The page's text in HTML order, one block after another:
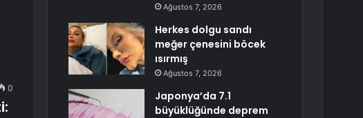
0
Ağustos 7, 2026
Herkes dolgu sandı
meğer çenesini böcek
ısırmış
Ağustos 7, 2026
Japonya’da 7.1
büyüklüğünde deprem